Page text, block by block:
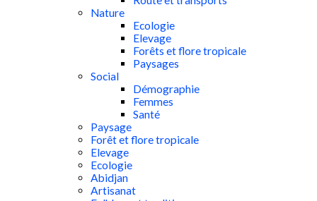
Nature
Ecologie
Elevage
Forêts et flore tropicale
Paysages
Social
Démographie
Femmes
Santé
Paysage
Forêt et flore tropicale
Elevage
Ecologie
Abidjan
Artisanat